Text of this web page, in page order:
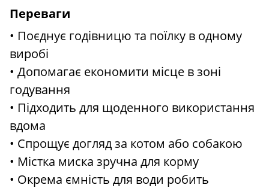
Переваги
• Поєднує годівницю та поїлку в одному
виробі
• Допомагає економити місце в зоні
годування
• Підходить для щоденного використання
вдома
• Спрощує догляд за котом або собакою
• Містка миска зручна для корму
• Окрема ємність для води робить